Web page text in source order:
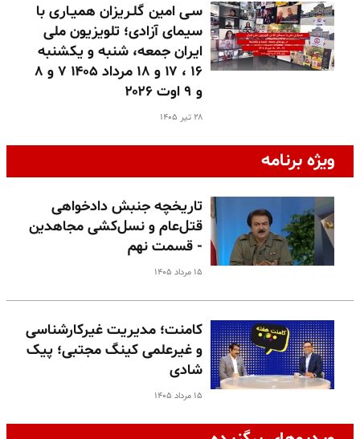
سـی امین گلـریزان همیـاری با
سیمای آزادی؛ تلویزیون ملی
ایران جمعه، شنبه و یکشنبه
۱۶ ، ۱۷ و ۱۸ مرداد ۱۴۰۵ ۷ و ۸
و ۹ اوت ۲۰۲۶
۲۸ تیر ۱۴۰۵
ویژه برنامه
تاریخچه جنبش دادخواهی
قتل‌عام و نسل‌کشی مجاهدین
- قسمت نهم
۱۵ مرداد ۱۴۰۵
کامنت؛ مدیریت غیرکارشناسی
و غیرعلمی کینگ مجتبی؛ پیک
شادی
۱۵ مرداد ۱۴۰۵